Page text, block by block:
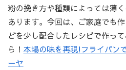
粉の挽き方や種類によっては薄
あります。今回は、ご家庭でも
どを少し配合したレシピで作っ
ら！ 本場の味を再現!フライパン
ーヤ